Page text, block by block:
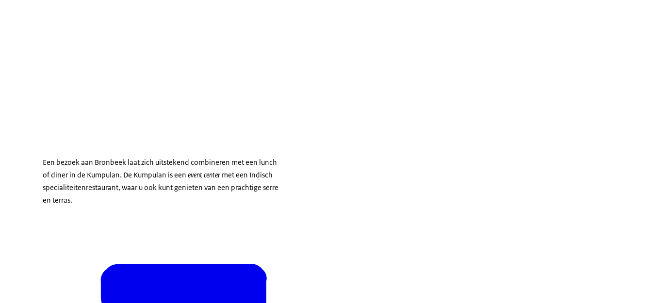
Een bezoek aan Bronbeek laat zich uitstekend combineren met een lunch
of diner in de Kumpulan. De Kumpulan is een event center met een Indisch
specialiteitenrestaurant, waar u ook kunt genieten van een prachtige serre
en terras.